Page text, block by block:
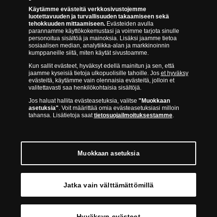
Tee peruutusilmoitus
Saavutettavuusseloste
14 päivän palautusoikeus
Suomen Moneta toimii virallisena jakelijana useimmille maailman
johtaville rahapajoille ja keskuspankeille, kuten Norjan rahapaja,
Britannian kuninkaallinen rahapaja, Ranskan rahapaja, Kanadan
kuninkaallinen rahapaja, Australian kuninkaallinen rahapaja, Etelä-
muut.
© Copyright 2026 - Suomen Moneta
Käytämme evästeitä verkkosivustojemme
luotettavuuden ja turvallisuuden takaamiseen sekä
tehokkuuden mittaamiseen.Evästeiden avulla
parannamme käyttökokemustasi ja voimme tarjota sinulle
personoitua sisältöä ja mainoksia. Lisäksi jaamme tietoa
sosiaalisen median, analytiikka-alan ja markkinoinnin
kumppaneille siitä, miten käytät sivustoamme.
Kun sallit evästeet, hyväksyt edellä mainitun ja sen, että
jaamme kyseisiä tietoja ulkopuolisille tahoille. Jos et hyväksy
evästeitä, käytämme vain olennaisia evästeitä, jolloin et
valitettavasti saa henkilökohtaisia sisältöjä.
Jos haluat hallita evästeasetuksia, valitse "Muokkaan
asetuksia". Voit määrittää omia evästeasetuksiasi milloin
tahansa. Lisätietoja saattietosuojailmoituksestamme.
Muokkaan asetuksia
Jatka vain välttämättömillä